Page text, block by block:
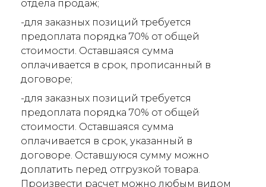
отдела продаж;
-для заказных позиций требуется
предоплата порядка 70% от общей
стоимости. Оставшаяся сумма
оплачивается в срок, прописанный в
договоре;
-для заказных позиций требуется
предоплата порядка 70% от общей
стоимости. Оставшаяся сумма
оплачивается в срок, указанный в
договоре. Оставшуюся сумму можно
доплатить перед отгрузкой товара.
Произвести расчет можно любым видом